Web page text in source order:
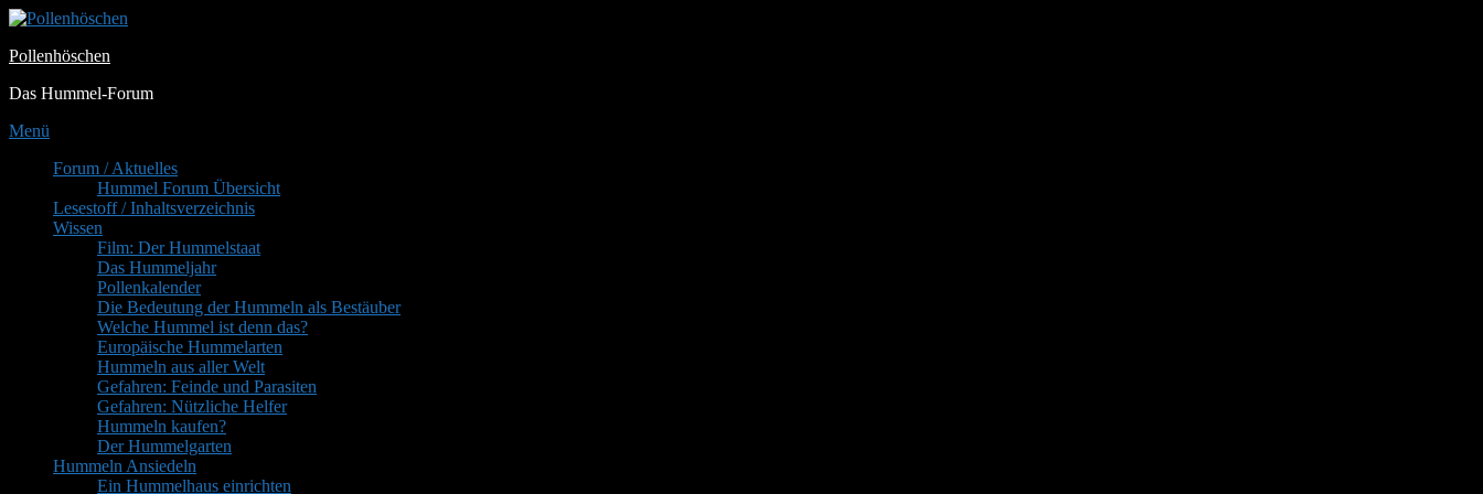
Zum
springen
Pollenhöschen
Das Hummel-Forum
Menü
PrimäresForum / Aktuelles
Hummel Forum Übersicht
Lesestoff / Inhaltsverzeichnis
Wissen
Film: Der Hummelstaat
Das Hummeljahr
Pollenkalender
Die Bedeutung der Hummeln als Bestäuber
Welche Hummel ist denn das?
Europäische Hummelarten
Hummeln aus aller Welt
Gefahren: Feinde und Parasiten
Gefahren: Nützliche Helfer
Hummeln kaufen?
Der Hummelgarten
Hummeln Ansiedeln
Ein Hummelhaus einrichten